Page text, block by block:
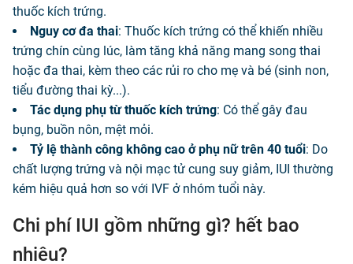
thuốc kích trứng.
Nguy cơ đa thai: Thuốc kích trứng có thể khiến nhiều
trứng chín cùng lúc, làm tăng khả năng mang song thai
hoặc đa thai, kèm theo các rủi ro cho mẹ và bé (sinh non,
tiểu đường thai kỳ...).
Tác dụng phụ từ thuốc kích trứng: Có thể gây đau
bụng, buồn nôn, mệt mỏi.
Tỷ lệ thành công không cao ở phụ nữ trên 40 tuổi: Do
chất lượng trứng và nội mạc tử cung suy giảm, IUI thường
kém hiệu quả hơn so với IVF ở nhóm tuổi này.
Chi phí IUI gồm những gì? hết bao
nhiêu?